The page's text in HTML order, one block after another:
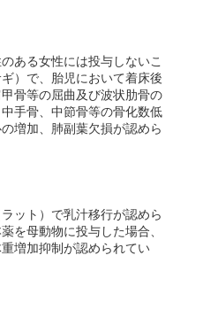
ある女性には投与しないこ
）で、胎児において着床後
骨等の屈曲及び波状肋骨の
手骨、中節骨等の骨化数低
増加、肺副葉欠損が認めら
ット）で乳汁移行が認めら
を母動物に投与した場合、
増加抑制が認められてい